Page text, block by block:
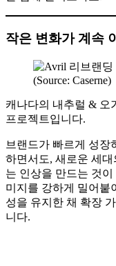
작은 변화가 계속
(Source: Caserne)
캐나다의 내추럴 & 오
프로젝트입니다.
브랜드가 빠르게 성장
하면서도, 새로운 세
는 인상을 만드는 것
미지를 강하게 밀어붙
성을 유지한 채 확장
니다.